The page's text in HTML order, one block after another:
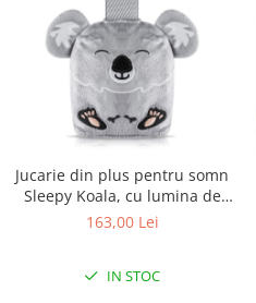
Jucarie din plus pentru somn
Sleepy Koala, cu lumina de
veghe si muzica pentru
163,00 Lei
IN STOC